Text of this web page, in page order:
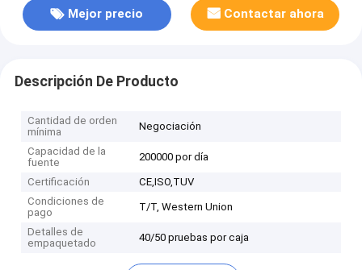
Mejor precio Contactar ahora
Descripción De Producto
Cantidad de orden
mínima
Negociación
Capacidad de la
fuente
200000 por día
Certificación
CE,ISO,TUV
Condiciones de
pago
T/T, Western Union
Detalles de
empaquetado
40/50 pruebas por caja